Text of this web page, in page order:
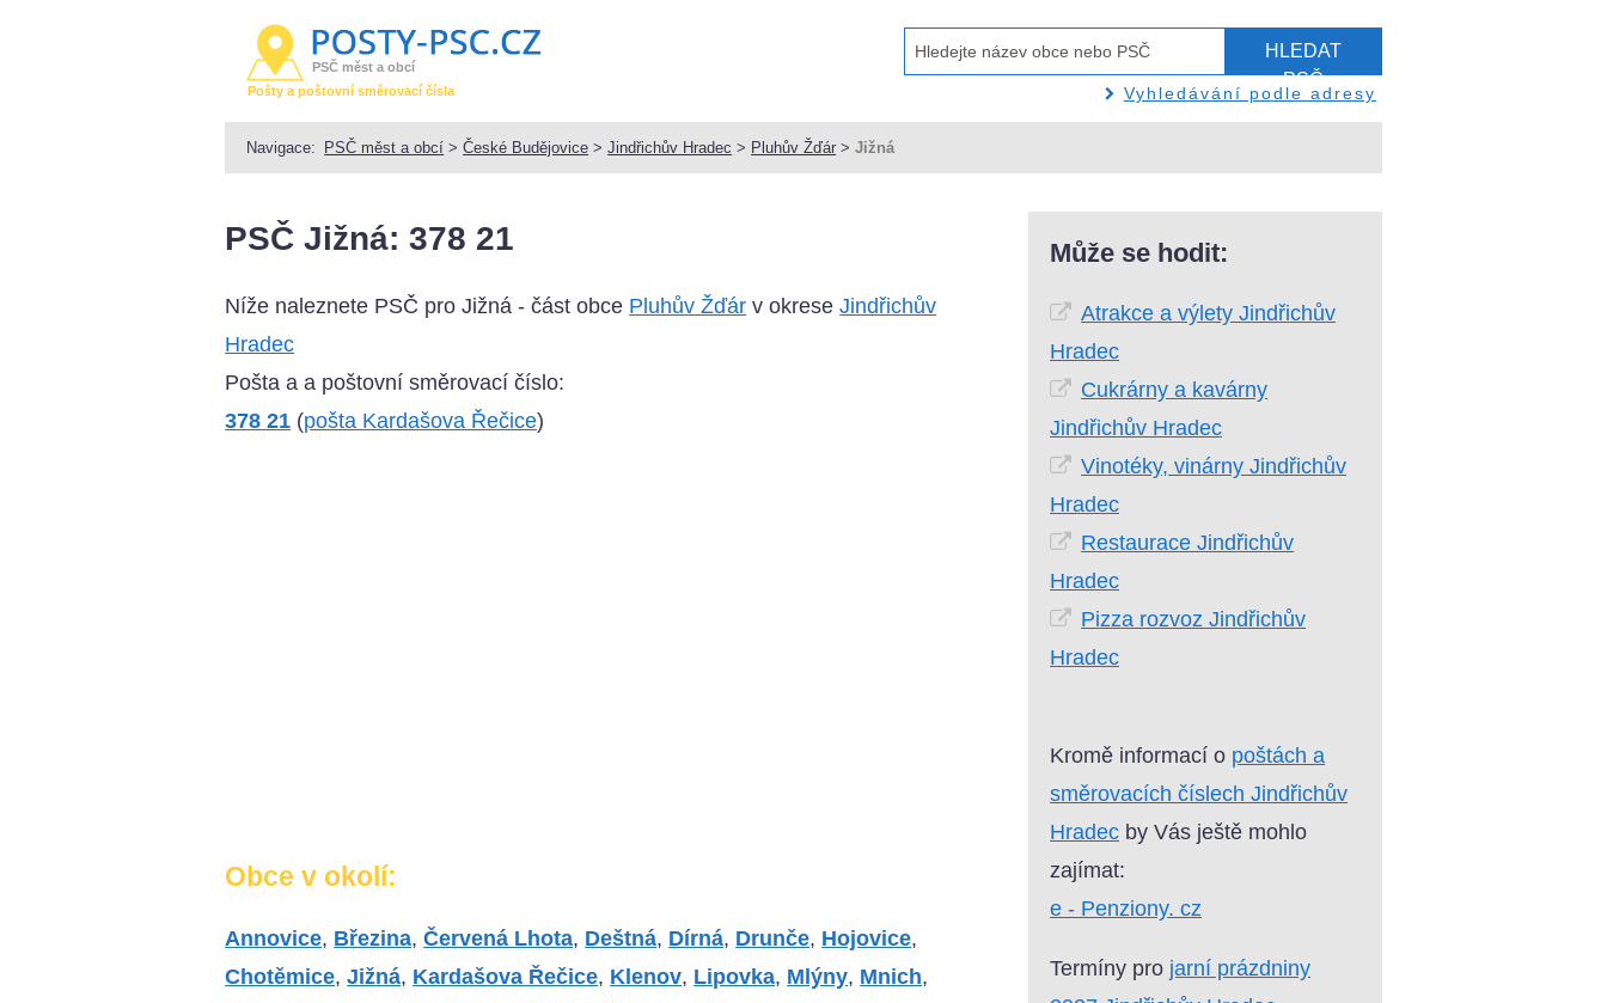
PSČ měst a obcí
Pošty a poštovní směrovací čísla
HLEDAT
PSČ
Vyhledávání podle adresy
Navigace: PSČ měst a obcí >České Budějovice >Jindřichův Hradec > Pluhův Žďár >Jižná
PSČ Jižná: 378 21
Níže naleznete PSČ pro Jižná - část obce Pluhův Žďár v okreseJindřichův
Hradec
Pošta a a poštovní směrovací číslo:
378 21 (pošta Kardašova Řečice)
Obce v okolí:
Annovice, Březina,Červená Lhota, Deštná, Dírná, Drunče, Hojovice,
Chotěmice,Jižná, Kardašova Řečice, Klenov, Lipovka, Mlýny, Mnich,
Může se hodit:
Atrakce a výlety Jindřichův
Hradec
Cukrárny a kavárny
Jindřichův Hradec
Vinotéky, vinárny Jindřichův
Hradec
Restaurace Jindřichův
Hradec
Pizza rozvoz Jindřichův
Hradec
Kromě informací o poštách a
směrovacích číslech Jindřichův
Hradec by Vás ještě mohlo
zajímat:
e - Penziony. cz
Termíny pro jarní prázdniny